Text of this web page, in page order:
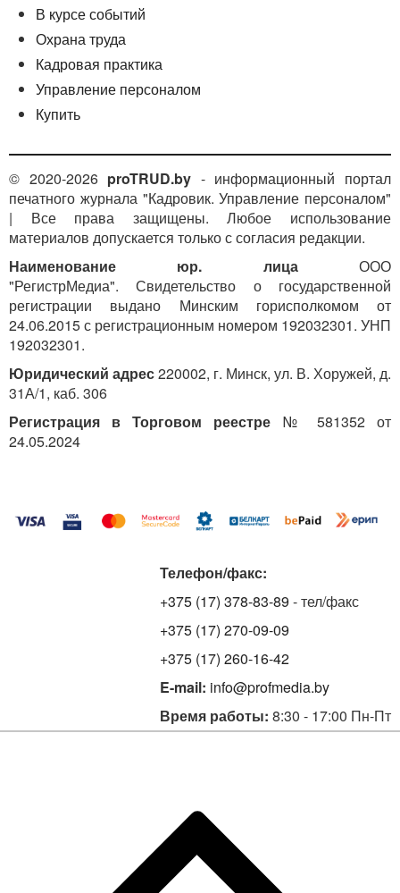
В курсе событий
Охрана труда
Кадровая практика
Управление персоналом
Купить
© 2020-2026 proTRUD.by - информационный портал
печатного журнала "Кадровик. Управление персоналом"
| Все права защищены. Любое использование
материалов допускается только с согласия редакции.
Наименование юр. лицаООО
"РегистрМедиа". Свидетельство о государственной
регистрации выдано Минским горисполкомом от
24.06.2015 с регистрационным номером 192032301. УНП
192032301.
Юридический адрес220002, г. Минск, ул. В. Хоружей, д.
31А/1, каб. 306
Регистрация в Торговом реестре № 581352 от
24.05.2024
Телефон/факс:
+375 (17) 378-83-89 - тел/факс
+375 (17) 270-09-09
+375 (17) 260-16-42
E-mail: info@profmedia.by
Время работы: 8:30 - 17:00 Пн-Пт